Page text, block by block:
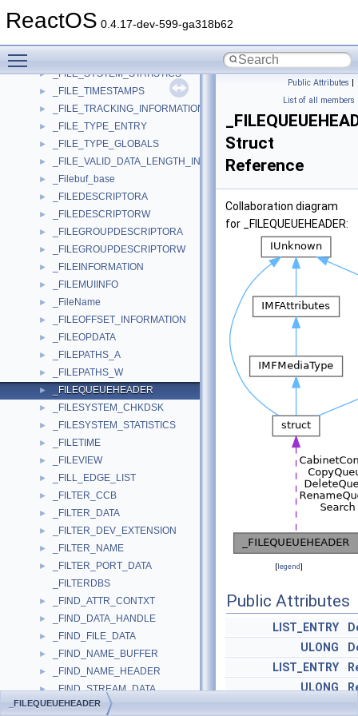
ReactOS 0.4.17-dev-599-ga318b62
► _FILE_SYSTEM
► _FILE_SYSTEM_STATISTICS
► _FILE_TIMESTAMPS
► _FILE_TRACKING_INFORMATION
► _FILE_TYPE_ENTRY
► _FILE_TYPE_GLOBALS
► _FILE_VALID_DATA_LENGTH_INFORMATION
► _Filebuf_base
► _FILEDESCRIPTORA
► _FILEDESCRIPTORW
► _FILEGROUPDESCRIPTORA
► _FILEGROUPDESCRIPTORW
► _FILEINFORMATION
► _FILEMUIINFO
► _FileName
► _FILEOFFSET_INFORMATION
► _FILEOPDATA
► _FILEPATHS_A
► _FILEPATHS_W
► _FILEQUEUEHEADER
► _FILESYSTEM_CHKDSK
► _FILESYSTEM_STATISTICS
► _FILETIME
► _FILEVIEW
► _FILL_EDGE_LIST
► _FILTER_CCB
► _FILTER_DATA
► _FILTER_DEV_EXTENSION
► _FILTER_NAME
►
_FILTER_PORT_DATA
_FILTERDBS
► _FIND_ATTR_CONTXT
► _FIND_DATA_HANDLE
► _FIND_FILE_DATA
► _FIND_NAME_BUFFER
► _FIND_NAME_HEADER
► _FIND_STREAM_DATA
_FIND_SUITABLE_FONT_PROC_PARAM
Public Attributes |
List of all members
Struct
Reference
Collaboration diagram
for _FILEQUEUEHEADER:
[legend]
Public Attributes
LIST_ENTRY
ULONG
LIST_ENTRY
ULONG
_FILEQUEUEHEADER